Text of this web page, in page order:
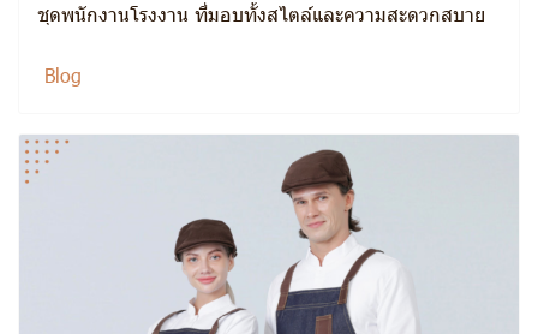
ชุดพนักงานโรงงาน ที่มอบทั้งสไตล์และความสะดวกสบาย
Blog